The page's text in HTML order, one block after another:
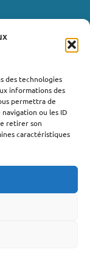
des technologies
informations des
permettra de
ou les ID
retirer son
caractéristiques
Ardèche